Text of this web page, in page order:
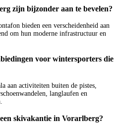
zijn bijzonder aan te bevelen?
bieden een verscheidenheid aan
om hun moderne infrastructuur en
voor wintersporters die
aan activiteiten buiten de pistes,
langlaufen en
skivakantie in Vorarlberg?